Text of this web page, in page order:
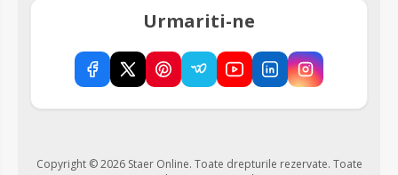
Urmariti-ne
Copyright © 2026 Staer Online. Toate drepturile rezervate. Toate